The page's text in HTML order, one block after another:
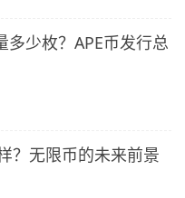
多少枚？APE币发行总
？无限币的未来前景